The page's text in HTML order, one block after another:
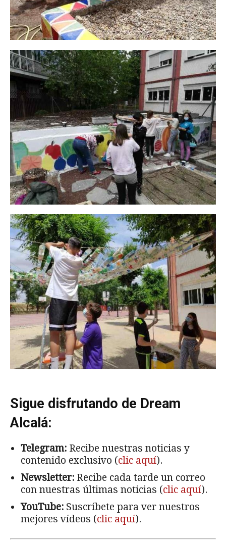
Sigue disfrutando de Dream
Alcalá:
Telegram: Recibe nuestras noticias y
contenido exclusivo (clic aquí).
Newsletter: Recibe cada tarde un correo
con nuestras últimas noticias (clic aquí).
YouTube: Suscríbete para ver nuestros
mejores vídeos (clic aquí).